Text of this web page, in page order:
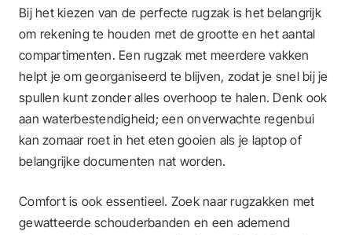
Bij het kiezen van de perfecte rugzak is het belangrijk
om rekening te houden met de grootte en het aantal
compartimenten. Een rugzak met meerdere vakken
helpt je om georganiseerd te blijven, zodat je snel bij je
spullen kunt zonder alles overhoop te halen. Denk ook
aan waterbestendigheid; een onverwachte regenbui
kan zomaar roet in het eten gooien als je laptop of
belangrijke documenten nat worden.
Comfort is ook essentieel. Zoek naar rugzakken met
gewatteerde schouderbanden en een ademend